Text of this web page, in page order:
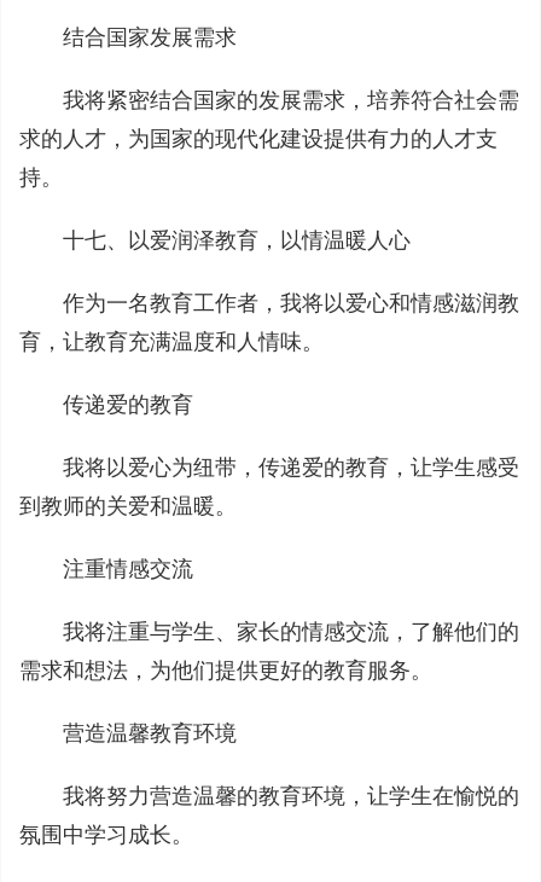
结合国家发展需求
我将紧密结合国家的发展需求，培养符合社会需
求的人才，为国家的现代化建设提供有力的人才支
持。
十七、以爱润泽教育，以情温暖人心
作为一名教育工作者，我将以爱心和情感滋润教
育，让教育充满温度和人情味。
传递爱的教育
我将以爱心为纽带，传递爱的教育，让学生感受
到教师的关爱和温暖。
注重情感交流
我将注重与学生、家长的情感交流，了解他们的
需求和想法，为他们提供更好的教育服务。
营造温馨教育环境
我将努力营造温馨的教育环境，让学生在愉悦的
氛围中学习成长。